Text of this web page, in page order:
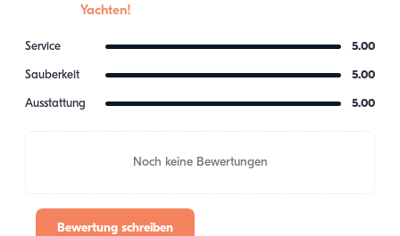
Yachten!
Service 5.00
Sauberkeit 5.00
Ausstattung 5.00
Noch keine Bewertungen
Bewertung schreiben